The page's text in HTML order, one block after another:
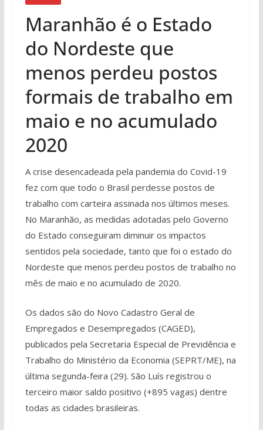
Maranhão é o Estado
do Nordeste que
menos perdeu postos
formais de trabalho em
maio e no acumulado
2020
A crise desencadeada pela pandemia do Covid-19
fez com que todo o Brasil perdesse postos de
trabalho com carteira assinada nos últimos meses.
No Maranhão, as medidas adotadas pelo Governo
do Estado conseguiram diminuir os impactos
sentidos pela sociedade, tanto que foi o estado do
Nordeste que menos perdeu postos de trabalho no
mês de maio e no acumulado de 2020.
Os dados são do Novo Cadastro Geral de
Empregados e Desempregados (CAGED),
publicados pela Secretaria Especial de Previdência e
Trabalho do Ministério da Economia (SEPRT/ME), na
última segunda-feira (29). São Luís registrou o
terceiro maior saldo positivo (+895 vagas) dentre
todas as cidades brasileiras.